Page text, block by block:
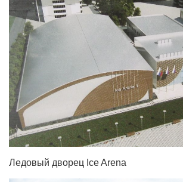
Ледовый дворец Ice Arena